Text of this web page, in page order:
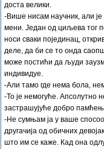
доста велики.
-Више нисам научник, али
мени. Један од циљева тог
носи сваки појединац,
деле, да би се то онда
може постићи да људи
индивидуе.
-Али тамо где нема бола,
-То је немогуће. Апсолутно
застрашујуће добро
-Не сумњам ја у ваше
другачија од обичних
што им се каже. Кад она